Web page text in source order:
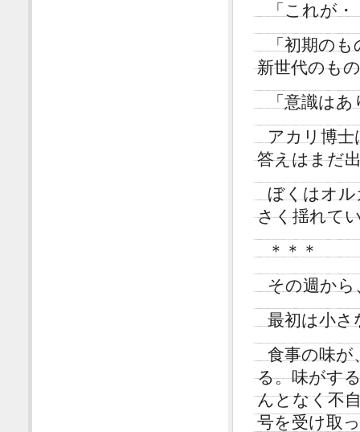
「これが
「初期の
新世代のも
「意識は
アカリ博
答えはまだ
ぼくはオ
さく揺れて
＊＊＊
その週か
最初は小さ
食事の味が
る。味がす
んとなく不
号を受け取